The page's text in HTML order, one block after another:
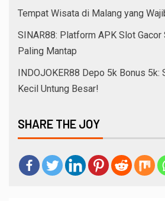
Tempat Wisata di Malang yang
SINAR88: Platform APK Slot
Paling Mantap
INDOJOKER88 Depo 5k Bonus 5k:
Kecil Untung Besar!
SHARE THE JOY